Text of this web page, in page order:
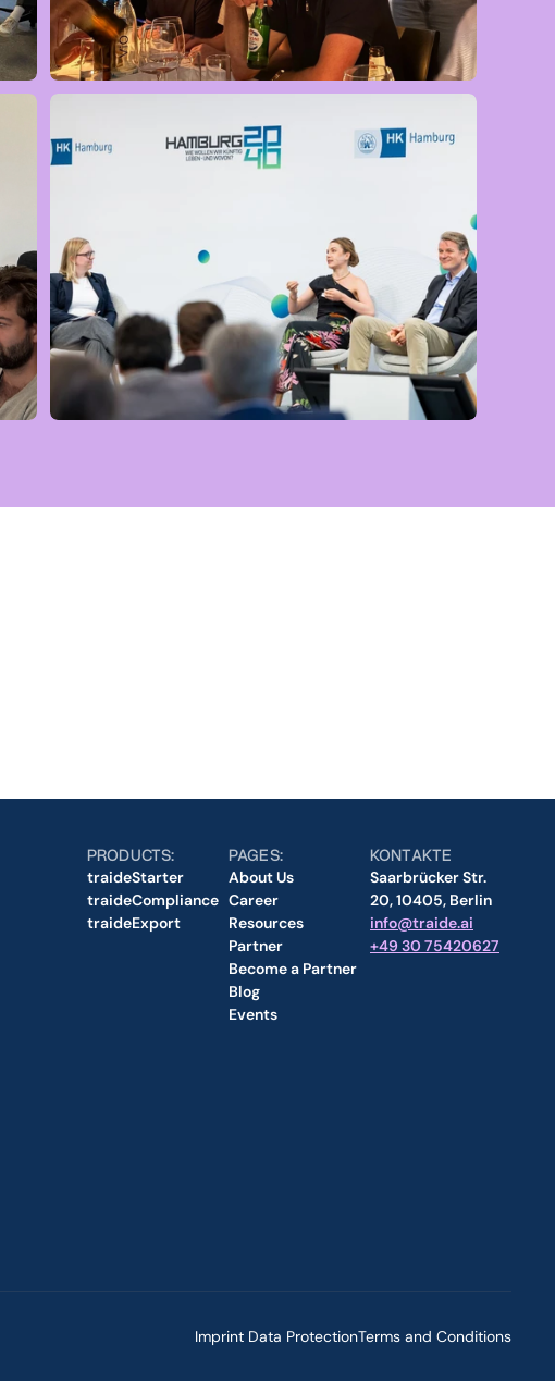
PRODUCTS:
traideStarter
traideCompliance
traideExport
PAGES:
About Us
Career
Resources
Partner
Become a Partner
Blog
Events
KONTAKTE
Saarbrücker Str.
20, 10405, Berlin
info@traide.ai
+49 30 75420627
Imprint Data ProtectionTerms and Conditions